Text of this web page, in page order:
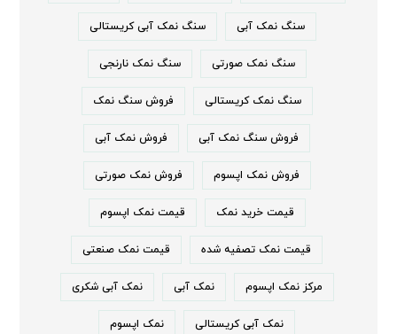
سنگ نمک آبی سنگ نمک آبی کریستالی
سنگ نمک صورتی سنگ نمک نارنجی
سنگ نمک کریستالی فروش سنگ نمک
فروش سنگ نمک آبی فروش نمک آبی
فروش نمک اپسوم فروش نمک صورتی
قیمت خرید نمک قیمت نمک اپسوم
قیمت نمک تصفیه شده قیمت نمک صنعتی
مرکز نمک اپسوم نمک آبی نمک آبی شکری
نمک آبی کریستالی نمک اپسوم